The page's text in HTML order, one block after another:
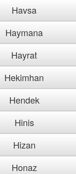
Havsa
Haymana
Hayrat
Hekimhan
Hendek
Hinis
Hizan
Honaz